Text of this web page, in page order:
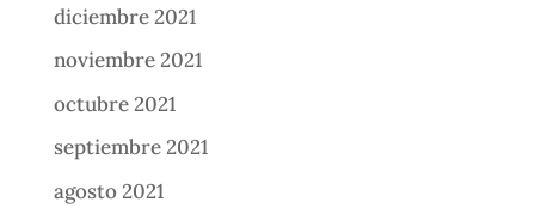
diciembre 2021
noviembre 2021
octubre 2021
septiembre 2021
agosto 2021